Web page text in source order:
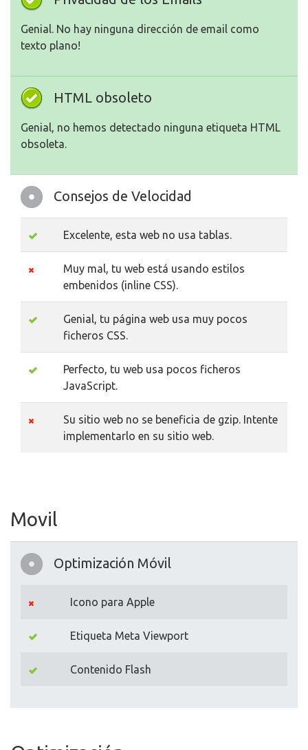
Genial. No hay ninguna dirección de email como
texto plano!
HTML obsoleto
Genial, no hemos detectado ninguna etiqueta HTML
obsoleta.
Consejos de Velocidad
Excelente, esta web no usa tablas.
Muy mal, tu web está usando estilos
embenidos (inline CSS).
Genial, tu página web usa muy pocos
ficheros CSS.
Perfecto, tu web usa pocos ficheros
JavaScript.
Su sitio web no se beneficia de gzip. Intente
implementarlo en su sitio web.
Movil
Optimización Móvil
Icono para Apple
Etiqueta Meta Viewport
Contenido Flash